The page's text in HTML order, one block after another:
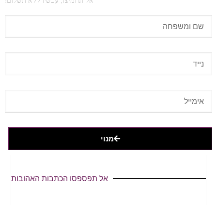
מנוי
אל תפספסו הכתבות האהובות